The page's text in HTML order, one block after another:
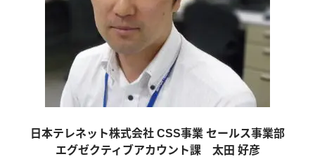
日本テレネット株式会社 CSS事業 セールス事業部
エグゼクティブアカウント課 太田 好彦